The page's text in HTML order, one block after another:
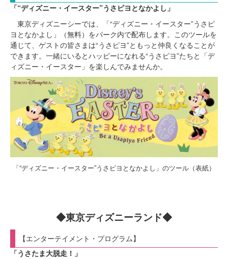
「“ディズニー・イースター”うさピヨとなかよし」
東京ディズニーシーでは、「“ディズニー・イースター”うさピ
ヨとなかよし」（無料）をパーク内で配布します。このツールを
通じて、ゲストの皆さまは“うさピヨ”ともっと仲良くなることが
できます。一緒にいるとハッピーになれる“うさピヨ”たちと「デ
ィズニー・イースター」を楽しんでみませんか。
「“ディズニー・イースター”うさピヨとなかよし」のツール（表紙）
◆東京ディズニーランド◆
【エンターテイメント・プログラム】
「うさたま大脱走！」